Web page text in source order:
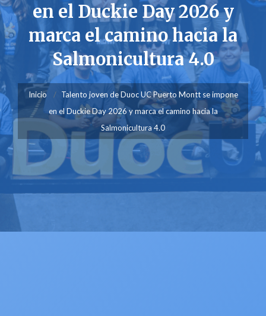
en el Duckie Day 2026 y
marca el camino hacia la
Salmonicultura 4.0
Inicio
Talento joven de Duoc UC Puerto Montt se impone
en el Duckie Day 2026 y marca el camino hacia la
Salmonicultura 4.0